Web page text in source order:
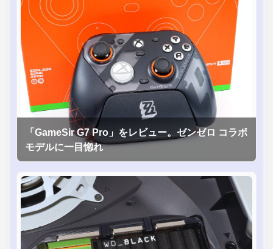
「GameSir G7 Pro」をレビュー。ゼンゼロ コラボ
モデルに一目惚れ